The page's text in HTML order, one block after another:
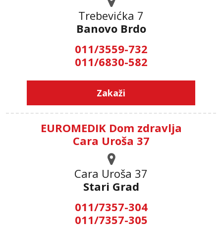
Trebevićka 7
Banovo Brdo
011/3559-732
011/6830-582
Zakaži
EUROMEDIK Dom zdravlja
Cara Uroša 37
Cara Uroša 37
Stari Grad
011/7357-304
011/7357-305